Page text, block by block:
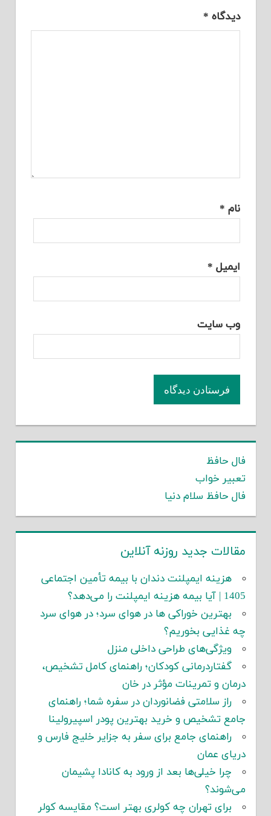
دیدگاه *
نام *
ایمیل *
وب‌ سایت
فال حافظ
تعبیر خواب
فال حافظ سلام دنیا
مقالات جدید روزنه آنلاین
هزینه ایمپلنت دندان با بیمه تأمین اجتماعی
1405 | آیا بیمه هزینه ایمپلنت را می‌دهد؟
بهترین خوراکی ها در هوای سرد؛ در هوای سرد
چه غذایی بخوریم؟
ویژگی‌های طراحی داخلی منزل
گفتاردرمانی کودکان؛ راهنمای کامل تشخیص،
درمان و تمرینات مؤثر در خان
راز سلامتی فضانوردان در سفره شما؛ راهنمای
جامع تشخیص و خرید بهترین پودر اسپیرولینا
راهنمای جامع برای سفر به جزایر خلیج فارس و
دریای عمان
چرا خیلی‌ها بعد از ورود به کانادا پشیمان
می‌شوند؟
برای تهران چه کولری بهتر است؟ مقایسه کولر